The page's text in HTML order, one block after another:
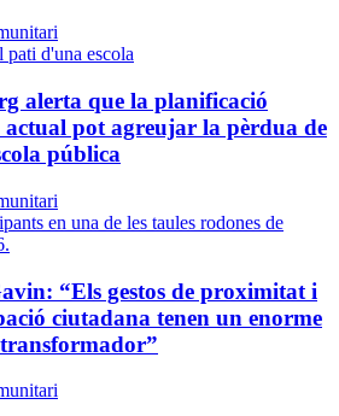
alerta que la planificació
actual pot agreujar la pèrdua de
pública
“Els gestos de proximitat i
ciutadana tenen un enorme